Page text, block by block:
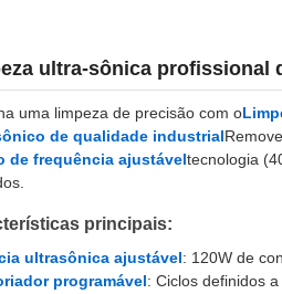
ultra-sônica profissional
uma limpeza de precisão com o
de qualidade industrial
de frequência ajustáveltecnologia
principais:
ultrasônica ajustável: 120W de
programável: Ciclos definidos